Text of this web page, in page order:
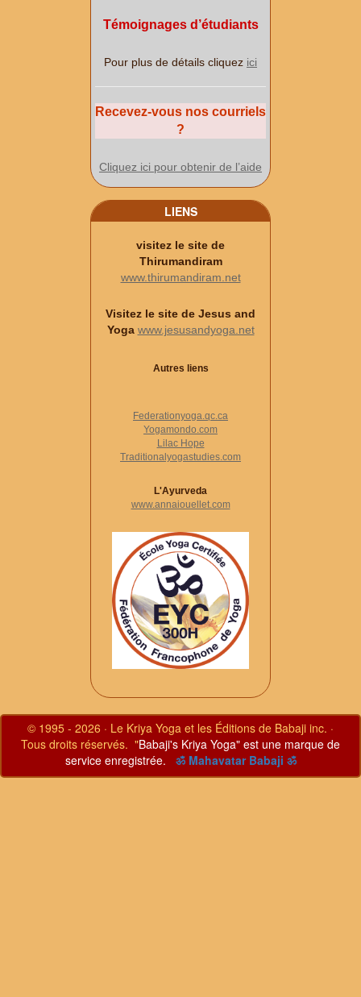
Témoignages d’étudiants
Pour plus de détails cliquez ici
Recevez-vous nos courriels
?
Cliquez ici pour obtenir de l’aide
LIENS
visitez le site de
Thirumandiram
www.thirumandiram.net
Visitez le site de Jesus and
Yoga www.jesusandyoga.net
Autres liens
Federationyoga.qc.ca
Yogamondo.com
Lilac Hope
Traditionalyogastudies.com
L'Ayurveda
www.annaiouellet.com
© 1995 - 2026 · Le Kriya Yoga et les Éditions de Babaji inc. ·
Tous droits réservés. "Babaji's Kriya Yoga" est une marque de
service enregistrée.
ॐ Mahavatar Babaji ॐ